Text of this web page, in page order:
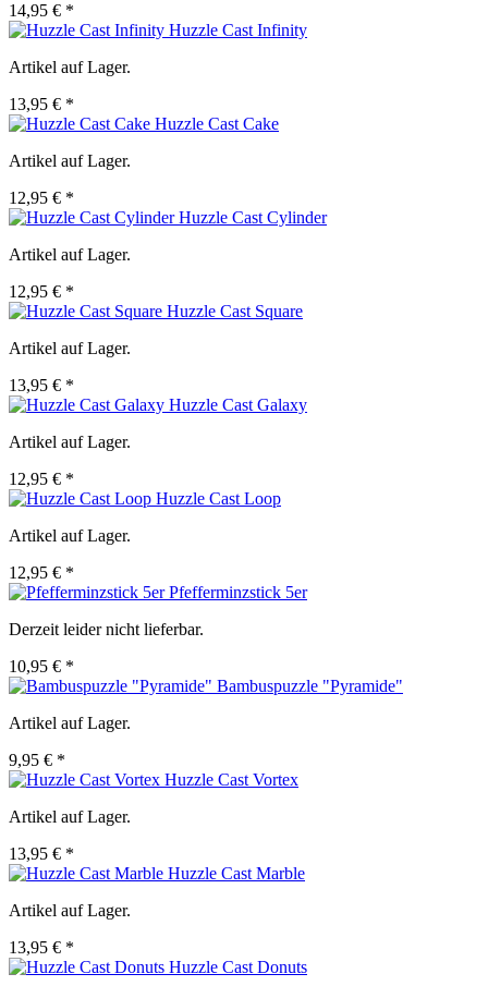
14,95 € *
Huzzle Cast Infinity
Artikel auf Lager.
13,95 € *
Huzzle Cast Cake
Artikel auf Lager.
12,95 € *
Huzzle Cast Cylinder
Artikel auf Lager.
12,95 € *
Huzzle Cast Square
Artikel auf Lager.
13,95 € *
Huzzle Cast Galaxy
Artikel auf Lager.
12,95 € *
Huzzle Cast Loop
Artikel auf Lager.
12,95 € *
Pfefferminzstick 5er
Derzeit leider nicht lieferbar.
10,95 € *
Bambuspuzzle "Pyramide"
Artikel auf Lager.
9,95 € *
Huzzle Cast Vortex
Artikel auf Lager.
13,95 € *
Huzzle Cast Marble
Artikel auf Lager.
13,95 € *
Huzzle Cast Donuts